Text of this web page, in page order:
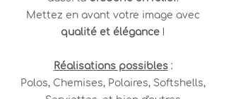
Mettez en avant votre image avec
qualité et élégance !
Réalisations possibles:
Polos, Chemises, Polaires, Softshells,